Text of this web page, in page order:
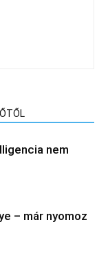
nem
– már nyomoz